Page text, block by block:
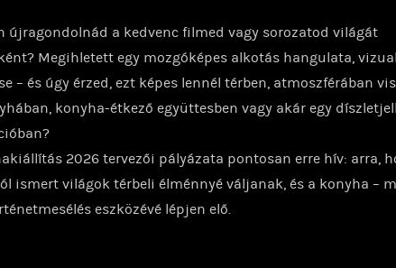
újragondolnád a kedvenc filmed vagy sorozatod világát
Megihletett egy mozgóképes alkotás hangulata,
– és úgy érzed, ezt képes lennél térben, atmoszférában
konyha-étkező együttesben vagy akár egy
2026 tervezői pályázata pontosan erre hív: arra,
ismert világok térbeli élménnyé váljanak, és a konyha –
eszközévé lépjen elő.